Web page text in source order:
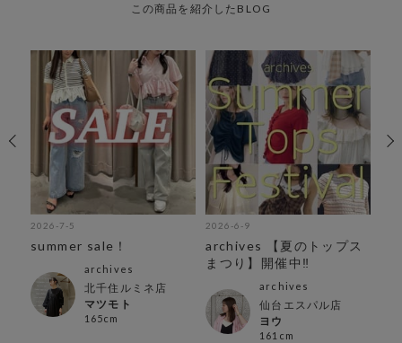
この商品を紹介したBLOG
2026-7-5
summer sale！
archives
北千住ルミネ店
マツモト
165cm
2026-6-9
archives 【夏のトップス
まつり】開催中‼︎
archives
仙台エスパル店
ヨウ
161cm